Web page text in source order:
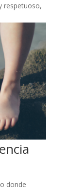
respetuoso,
donde